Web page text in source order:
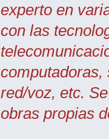
experto en
con las
computadoras,
red/voz, etc.
obras propias